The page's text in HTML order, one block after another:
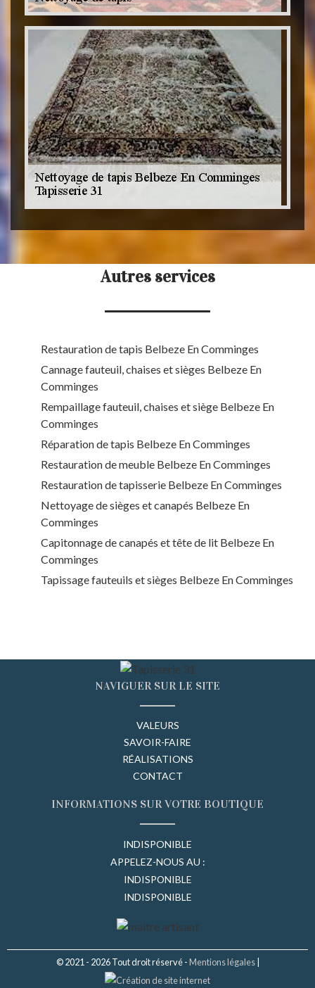
Autres services
Restauration de tapis Belbeze En Comminges
Cannage fauteuil, chaises et sièges Belbeze En
Comminges
Rempaillage fauteuil, chaises et siège Belbeze En
Comminges
Réparation de tapis Belbeze En Comminges
Restauration de meuble Belbeze En Comminges
Restauration de tapisserie Belbeze En Comminges
Nettoyage de sièges et canapés Belbeze En
Comminges
Capitonnage de canapés et tête de lit Belbeze En
Comminges
Tapissage fauteuils et sièges Belbeze En Comminges
NAVIGUER SUR LE SITE
VALEURS
SAVOIR-FAIRE
RÉALISATIONS
CONTACT
INFORMATIONS SUR VOTRE BOUTIQUE
INDISPONIBLE
APPELEZ-NOUS AU :
INDISPONIBLE
INDISPONIBLE
© 2021 - 2026 Tout droit réservé -Mentions légales|